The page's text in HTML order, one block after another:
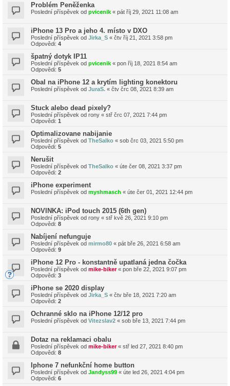
Problém Peněženka
Poslední příspěvek od pvicenik « pát říj 29, 2021 11:08 am
iPhone 13 Pro a jeho 4. místo v DXO
Poslední příspěvek od Jirka_S « čtv říj 21, 2021 3:58 pm
Odpovědi: 4
špatný dotyk IP11
Poslední příspěvek od pvicenik « pon říj 18, 2021 8:54 am
Odpovědi: 5
Obal na iPhone 12 a krytím lighting konektoru
Poslední příspěvek od JuraS. « čtv črc 08, 2021 8:39 am
Stuck alebo dead pixely?
Poslední příspěvek od rony « stř črc 07, 2021 7:44 pm
Odpovědi: 1
Optimalizovane nabijanie
Poslední příspěvek od TheSalko « sob črc 03, 2021 5:50 pm
Odpovědi: 5
Nerušit
Poslední příspěvek od TheSalko « úte čer 08, 2021 3:37 pm
Odpovědi: 2
iPhone experiment
Poslední příspěvek od myshmasch « úte čer 01, 2021 12:44 pm
NOVINKA: iPod touch 2015 (6th gen)
Poslední příspěvek od rony « stř kvě 26, 2021 9:10 pm
Odpovědi: 8
Nabíjení nefunguje
Poslední příspěvek od mirmo80 « pát bře 26, 2021 6:58 am
Odpovědi: 9
iPhone 12 Pro - konstantně upatlaná jedna čočka
Poslední příspěvek od mike-biker« pon bře 22, 2021 9:07 pm
Odpovědi: 3
iPhone se 2020 display
Poslední příspěvek od Jirka_S « čtv bře 18, 2021 7:20 am
Odpovědi: 2
Ochranné sklo na iPhone 12/12 pro
Poslední příspěvek od Vitezslav2 « sob bře 13, 2021 7:44 pm
Dotaz na reklamaci obalu
Poslední příspěvek od mike-biker« stř led 27, 2021 8:40 pm
Odpovědi: 8
Iphone 7 nefunkční home button
Poslední příspěvek od Jandyss99 « úte led 26, 2021 4:04 pm
Odpovědi: 6